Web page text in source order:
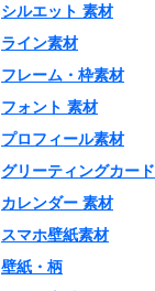
シルエット 素材
ライン素材
フレーム・枠素材
フォント 素材
プロフィール素材
グリーティングカード
カレンダー 素材
スマホ壁紙素材
壁紙・柄